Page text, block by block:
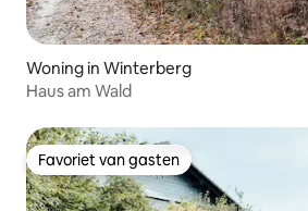
Woning in Winterberg
Haus am Wald
Favoriet van gasten
Favoriet van gasten